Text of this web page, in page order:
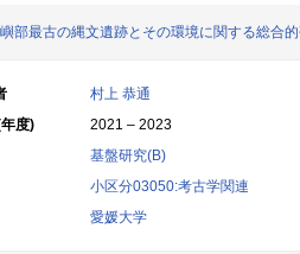
部最古の縄文遺跡とその環境に関する総合
村上 恭通
度)
2021 – 2023
基盤研究(B)
小区分03050:考古学関連
愛媛大学